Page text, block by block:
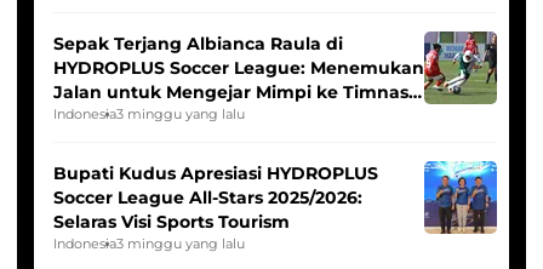
Sepak Terjang Albianca Raula di
HYDROPLUS Soccer League: Menemukan
Jalan untuk Mengejar Mimpi ke Timnas
Indonesia Putri
Indonesia3 minggu yang lalu
Bupati Kudus Apresiasi HYDROPLUS
Soccer League All-Stars 2025/2026:
Selaras Visi Sports Tourism
Indonesia3 minggu yang lalu